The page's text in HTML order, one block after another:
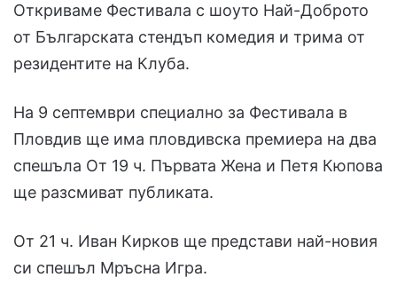
Откриваме Фестивала с шоуто Най-Доброто
от Българската стендъп комедия и трима от
резидентите на Клуба.
На 9 септември специално за Фестивала в
Пловдив ще има пловдивска премиера на два
спешъла От 19 ч. Първата Жена и Петя Кюпова
ще разсмиват публиката.
От 21 ч. Иван Кирков ще представи най-новия
си спешъл Мръсна Игра.